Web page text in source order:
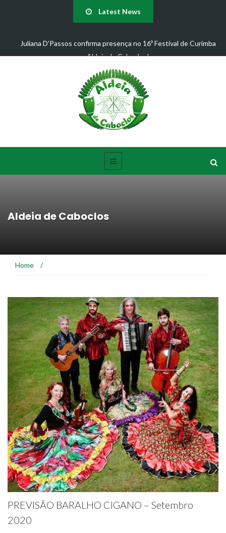
Latest News
Juliana D'Passos confirma presença no 16º Festival de Curimba
Aldeia de Caboclos!
Aldeia de Caboclos
Home /
PREVISÃO BARALHO CIGANO – Setembro
2020